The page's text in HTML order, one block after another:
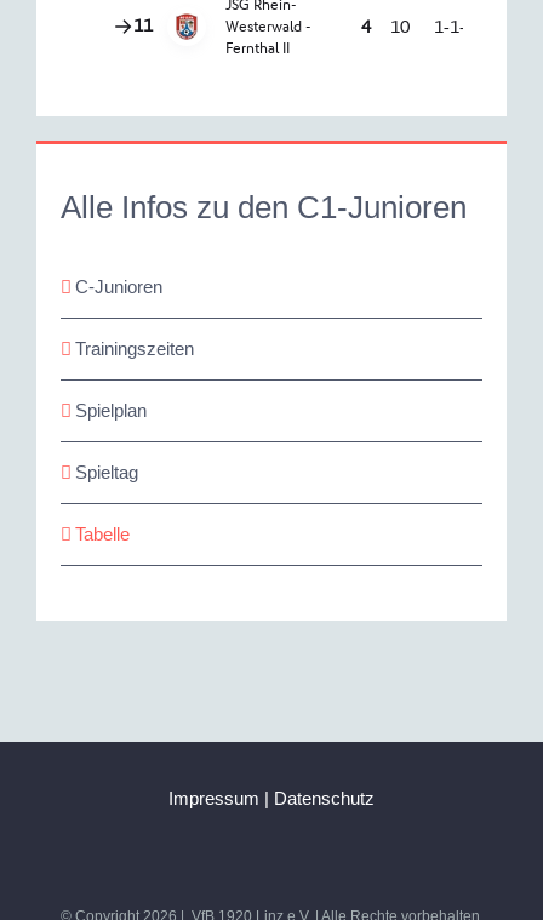
Alle Infos zu den C1-Junioren
C-Junioren
Trainingszeiten
Spielplan
Spieltag
Tabelle
Impressum | Datenschutz
© Copyright 2026 | VfB 1920 Linz e.V. | Alle Rechte vorbehalten.